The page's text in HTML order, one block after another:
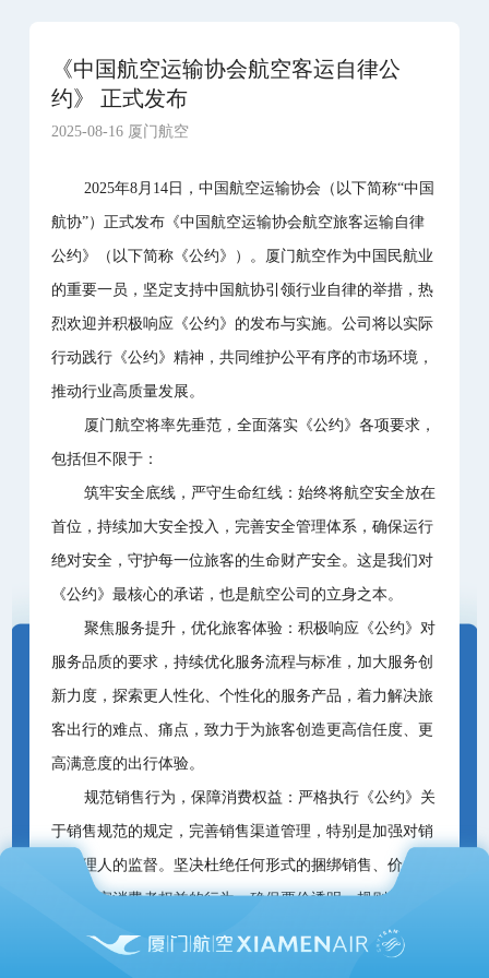
《中国航空运输协会航空客运自律公
约》 正式发布
2025-08-16 厦门航空
2025年8月14日，中国航空运输协会（以下简称“中国
航协”）正式发布《中国航空运输协会航空旅客运输自律
公约》（以下简称《公约》）。厦门航空作为中国民航业
的重要一员，坚定支持中国航协引领行业自律的举措，热
烈欢迎并积极响应《公约》的发布与实施。公司将以实际
行动践行《公约》精神，共同维护公平有序的市场环境，
推动行业高质量发展。
厦门航空将率先垂范，全面落实《公约》各项要求，
包括但不限于：
筑牢安全底线，严守生命红线：始终将航空安全放在
首位，持续加大安全投入，完善安全管理体系，确保运行
绝对安全，守护每一位旅客的生命财产安全。这是我们对
《公约》最核心的承诺，也是航空公司的立身之本。
聚焦服务提升，优化旅客体验：积极响应《公约》对
服务品质的要求，持续优化服务流程与标准，加大服务创
新力度，探索更人性化、个性化的服务产品，着力解决旅
客出行的难点、痛点，致力于为旅客创造更高信任度、更
高满意度的出行体验。
规范销售行为，保障消费权益：严格执行《公约》关
于销售规范的规定，完善销售渠道管理，特别是加强对销
售代理人的监督。坚决杜绝任何形式的捆绑销售、价外加
价等损害消费者权益的行为，确保票价透明、规则清晰，
营造诚信、公平的购票环境。
推进网络协同，助力绿色飞行：积极参与并深化“干